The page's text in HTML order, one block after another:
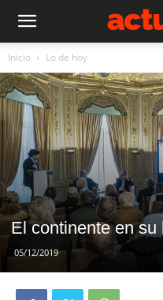
Inicio Lo de hoy
El continente en su
05/12/2019